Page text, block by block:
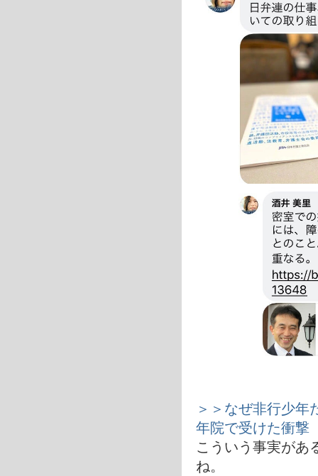
＞＞なぜ非行少
年院で受けた衝撃
こういう事実があ
ね。